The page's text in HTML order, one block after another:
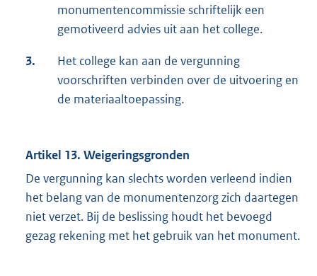
monumentencommissie schriftelijk een
gemotiveerd advies uit aan het college.
3.
Het college kan aan de vergunning
voorschriften verbinden over de uitvoering en
de materiaaltoepassing.
Artikel 13. Weigeringsgronden
De vergunning kan slechts worden verleend indien
het belang van de monumentenzorg zich daartegen
niet verzet. Bij de beslissing houdt het bevoegd
gezag rekening met het gebruik van het monument.